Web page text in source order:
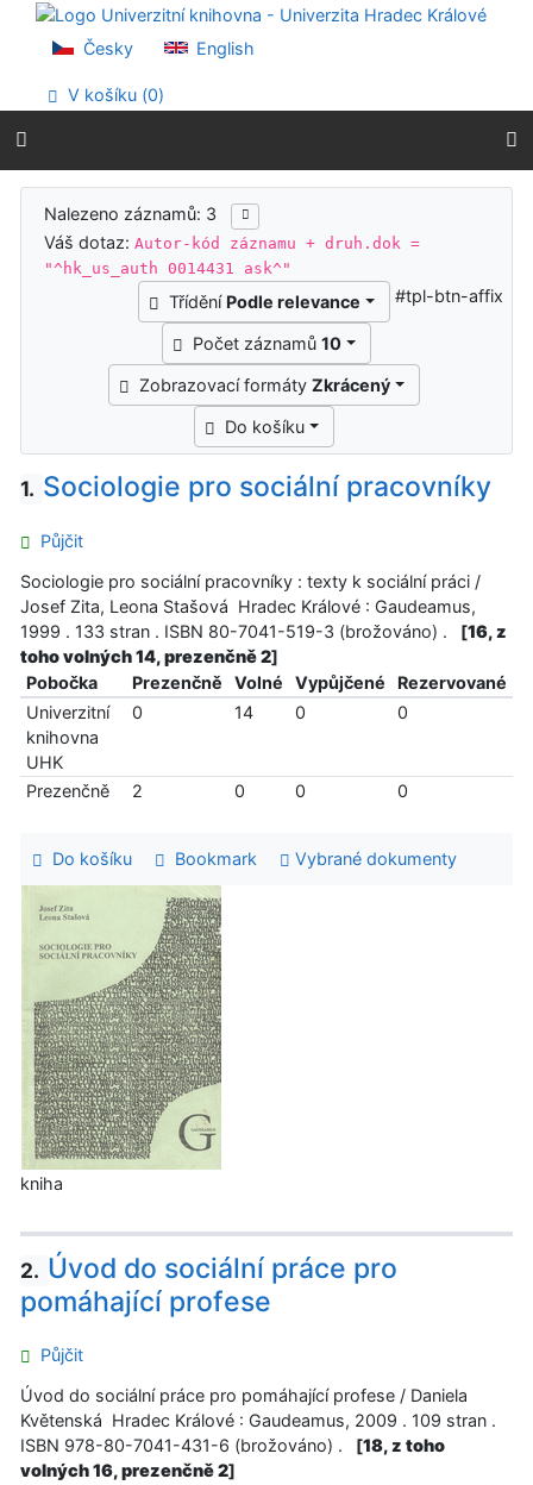
Přejít na obsah
Přejít na menu
Prohlášení o webové přístupnosti
Česky English
V košíku (0)
Výsledky vyhledávání
Nalezeno záznamů: 3
Váš dotaz:Autor-kód záznamu + druh.dok =
"^hk_us_auth 0014431 ask^"
Třídění Podle relevance
Počet záznamů 10
Zobrazovací formáty Zkrácený
Do košíku
#tpl-btn-affix
1. Sociologie pro sociální pracovníky
Půjčit
Sociologie pro sociální pracovníky : texty k sociální práci /
Josef Zita, Leona Stašová Hradec Králové : Gaudeamus,
1999 . 133 stran . ISBN 80-7041-519-3 (brožováno) .
[16, z
toho volných 14, prezenčně 2]
Pobočka
Prezenčně Volné Vypůjčené
Rezervované
Univerzitní
knihovna
UHK
0 14 0 0
Prezenčně 2 0 0 0
Do košíku Bookmark Vybrané dokumenty
kniha
2. Úvod do sociální práce pro
pomáhající profese
Půjčit
Úvod do sociální práce pro pomáhající profese / Daniela
Květenská Hradec Králové : Gaudeamus, 2009 . 109 stran .
ISBN 978-80-7041-431-6 (brožováno) .
[18, z toho
volných 16, prezenčně 2]